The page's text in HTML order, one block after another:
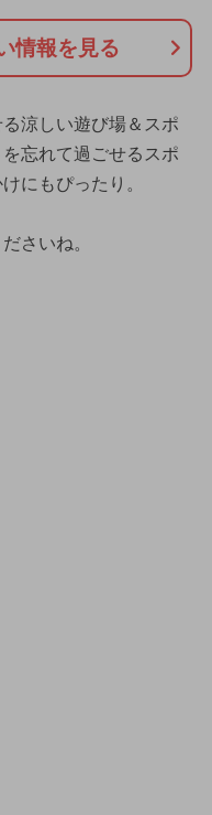
情報を見る
涼しい遊び場＆スポ
忘れて過ごせるスポ
にもぴったり。
さいね。